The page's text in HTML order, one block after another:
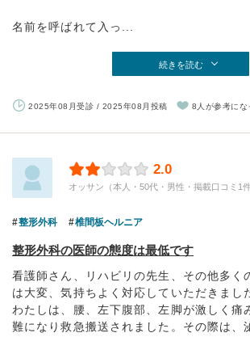
名前を呼ばれて入っ...
続きを読む
2025年08月受診 / 2025年08月投稿 8人が参考にな
2.0
オッサン（本人・50代・男性・掲載口コミ1件
整形外科 椎間板ヘルニア
整形外科の医師の態度は最低です
看護師さん、リハビリの先生、その他多く
は大変、気持ちよく対応していただきまし
わたしは、腰、左下腹部、左脚が激しく痛
難になり救急搬送されました。その際は、